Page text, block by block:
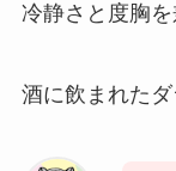
冷静さと度胸を
酒に飲まれたダ